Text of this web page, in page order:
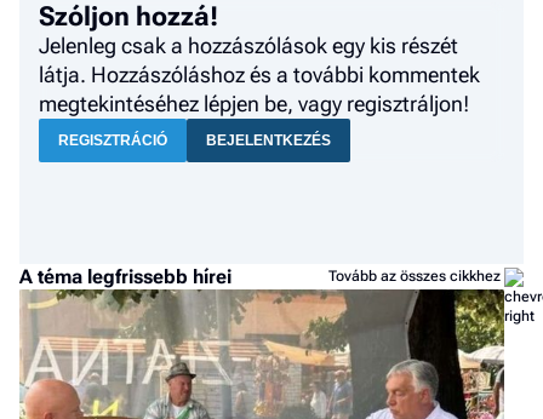
Szóljon hozzá!
Jelenleg csak a hozzászólások egy kis részét
látja. Hozzászóláshoz és a további kommentek
megtekintéséhez lépjen be, vagy regisztráljon!
REGISZTRÁCIÓ BEJELENTKEZÉS
A téma legfrissebb hírei Tovább az összes cikkhez